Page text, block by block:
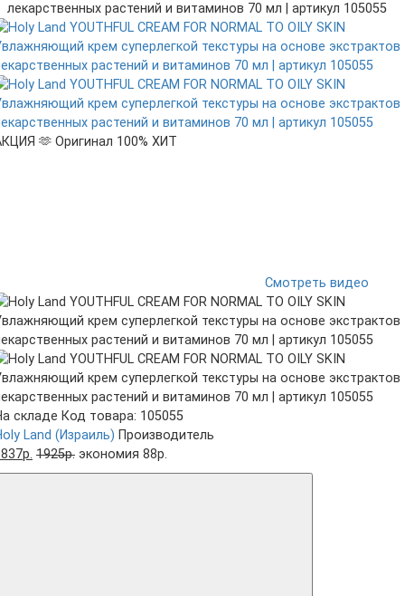
лекарственных растений и витаминов 70 мл | артикул 105055
🫶 Оригинал 100% ХИТ
Смотреть видео
складе Код товара: 105055
Land (Израиль) Производитель
1925р. экономия 88р.